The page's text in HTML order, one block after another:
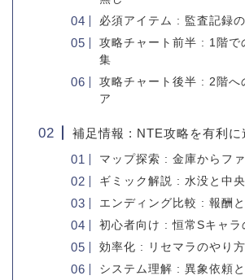
必須アイテム : 監査記録
攻略チャート前半 : 1階で
集
攻略チャート後半 : 2階へ
ア
補足情報 : NTE攻略を有利に
マップ探索 : 金庫からフ
ギミック解説 : 水没と中
エンディング比較 : 報酬
初心者向け : 恒常Sキャラ
効率化 : リセマラのやり
システム理解 : 異象依頼